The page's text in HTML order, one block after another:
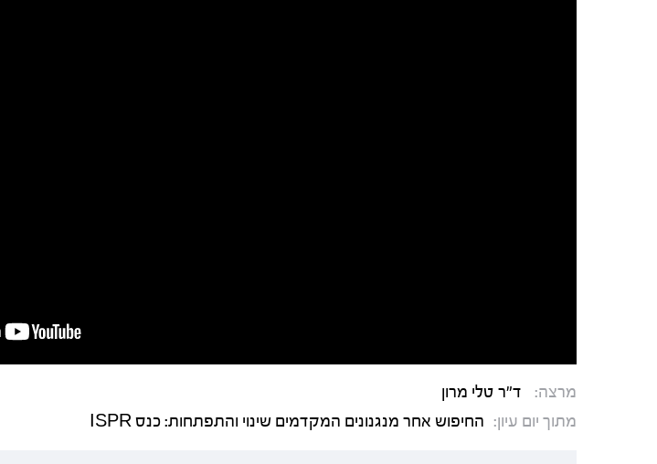
מרצה:
ד"ר טלי מרון
מתוך יום עיון: החיפוש אחר מנגנונים המקדמים שינוי והתפתחות: כנס ISPR